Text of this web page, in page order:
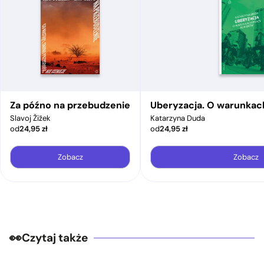
Za późno na przebudzenie
Slavoj Žižek
od24,95zł
Zobacz
Uberyzacja. O
Katarzyna Duda
od24,95zł
Zobacz
Czytaj także